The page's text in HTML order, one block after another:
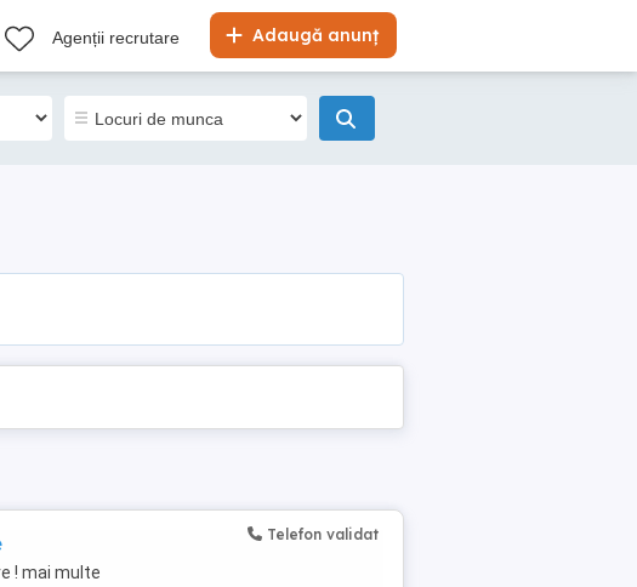
Adaugă anunț
Agenții recrutare
! mai multe
Telefon validat